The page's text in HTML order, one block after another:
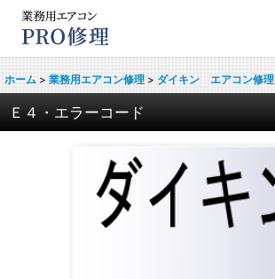
ホーム > 業務用エアコン修理 > ダイキン エアコン修理
Ｅ４・エラーコード